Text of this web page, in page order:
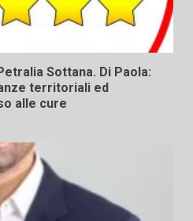
Sottana. Di Paola:
territoriali ed
alle cure